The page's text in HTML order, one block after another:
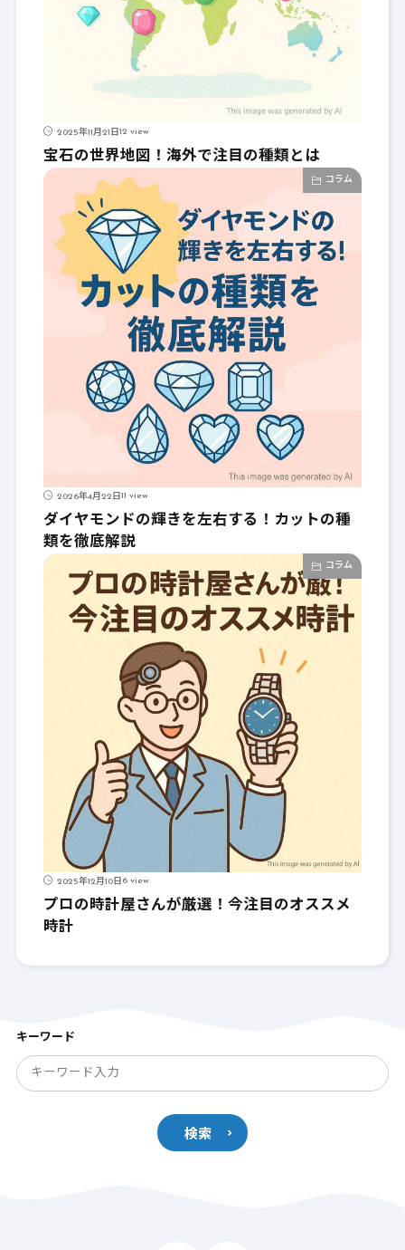
2025年11月21日12 view
宝石の世界地図！海外で注目の種類とは
コラム
2026年4月22日11 view
ダイヤモンドの輝きを左右する！カットの種
類を徹底解説
コラム
2025年12月10日 6 view
プロの時計屋さんが厳選！今注目のオススメ
時計
キーワード
検索